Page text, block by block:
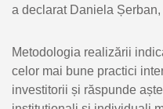
a declarat Daniela
Metodologia realizării
celor mai bune practici
investitorii și răspunde